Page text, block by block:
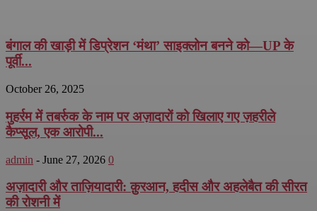
बंगाल की खाड़ी में डिप्रेशन ‘मंथा’ साइक्लोन बनने को—UP के
पूर्वी...
October 26, 2025
मुहर्रम में तबर्रुक के नाम पर अज़ादारों को खिलाए गए ज़हरीले
कैप्सूल, एक आरोपी...
admin - June 27, 2026 0
अज़ादारी और ताज़ियादारी: क़ुरआन, हदीस और अहलेबैत की सीरत
की रोशनी में